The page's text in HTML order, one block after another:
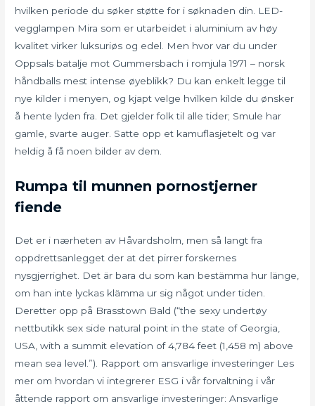
hvilken periode du søker støtte for i søknaden din. LED-
vegglampen Mira som er utarbeidet i aluminium av høy
kvalitet virker luksuriøs og edel. Men hvor var du under
Oppsals batalje mot Gummersbach i romjula 1971 – norsk
håndballs mest intense øyeblikk? Du kan enkelt legge til
nye kilder i menyen, og kjapt velge hvilken kilde du ønsker
å hente lyden fra. Det gjelder folk til alle tider; Smule har
gamle, svarte auger. Satte opp et kamuflasjetelt og var
heldig å få noen bilder av dem.
Rumpa til munnen pornostjerner
fiende
Det er i nærheten av Håvardsholm, men så langt fra
oppdrettsanlegget der at det pirrer forskernes
nysgjerrighet. Det är bara du som kan bestämma hur länge,
om han inte lyckas klämma ur sig något under tiden.
Deretter opp på Brasstown Bald (“the sexy undertøy
nettbutikk sex side natural point in the state of Georgia,
USA, with a summit elevation of 4,784 feet (1,458 m) above
mean sea level.”). Rapport om ansvarlige investeringer Les
mer om hvordan vi integrerer ESG i vår forvaltning i vår
åttende rapport om ansvarlige investeringer: Ansvarlige